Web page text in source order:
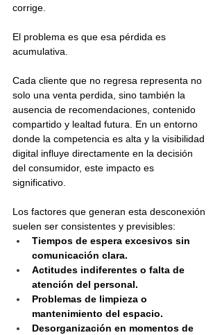
corrige.
El problema es que esa pérdida es
acumulativa.
Cada cliente que no regresa representa no
solo una venta perdida, sino también la
ausencia de recomendaciones, contenido
compartido y lealtad futura. En un entorno
donde la competencia es alta y la visibilidad
digital influye directamente en la decisión
del consumidor, este impacto es
significativo.
Los factores que generan esta desconexión
suelen ser consistentes y previsibles:
Tiempos de espera excesivos sin
comunicación clara.
Actitudes indiferentes o falta de
atención del personal.
Problemas de limpieza o
mantenimiento del espacio.
Desorganización en momentos de